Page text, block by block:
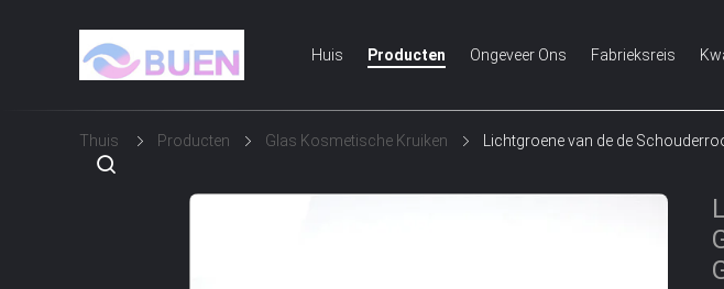
Huis Producten Ongeveer Ons Fabrieksreis
Thuis Producten Glas Kosmetische Kruiken Lichtgroene van de de